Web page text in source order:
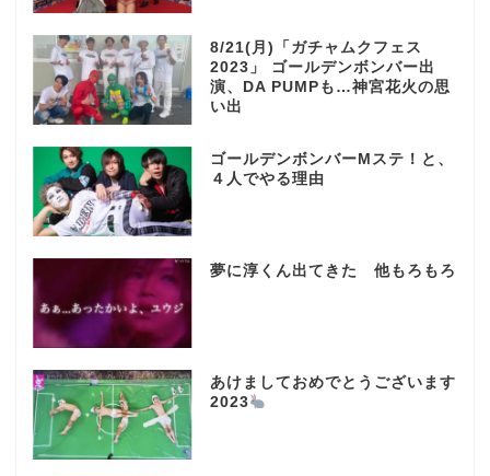
8/21(月)「ガチャムクフェス
2023」 ゴールデンボンバー出
演、DA PUMPも…神宮花火の思
い出
ゴールデンボンバーMステ！と、
４人でやる理由
夢に淳くん出てきた 他もろもろ
あけましておめでとうございます
2023